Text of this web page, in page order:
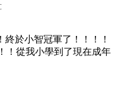
於小智冠軍了！！！！
！從我小學到了現在成年